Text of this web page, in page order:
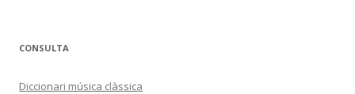
CONSULTA
Diccionari música clàssica